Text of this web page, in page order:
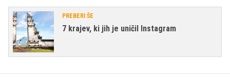
PREBERI ŠE
7 krajev, ki jih je uničil Instagram